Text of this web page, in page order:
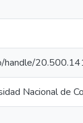
handle/
Nacional de